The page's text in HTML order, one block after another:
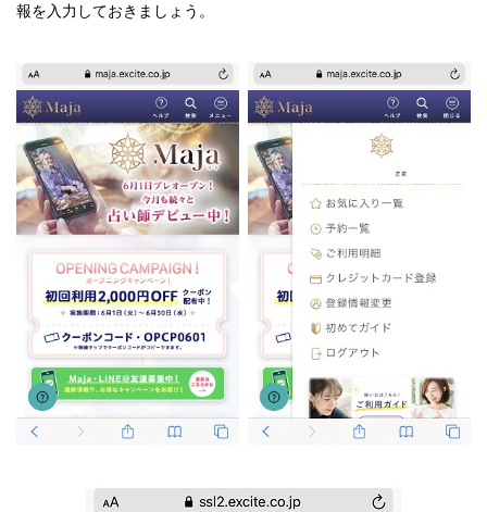
報を入力しておきましょう。